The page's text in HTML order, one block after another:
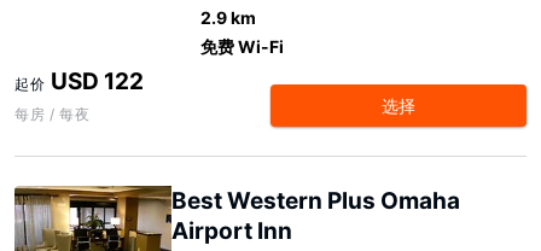
2.9 km
免费 Wi-Fi
起价 USD 122
每房 / 每夜 选择
Best Western Plus Omaha
Airport Inn